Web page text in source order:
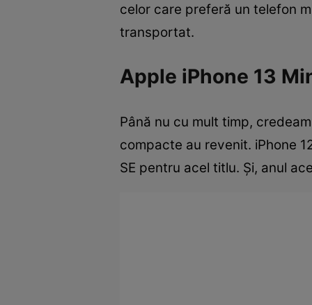
celor care preferă un telefon
transportat.
Apple iPhone 13
Până nu cu mult timp,
compacte au revenit. iPhone
SE pentru acel titlu. Și, anul